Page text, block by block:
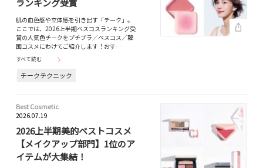
ランキング受賞
肌の血色感や立体感を引き出す「チーク」。
ここでは、2026上半期ベスコスランキング受
賞の人気色チークをプチプラ／ベスコス／韓
国コスメにわけてご紹介します！おす…
すべて読む
チークテクニック
Best Cosmetic
2026.07.19
2026上半期美的ベストコスメ
【メイクアップ部門】1位のア
イテムが大集結！